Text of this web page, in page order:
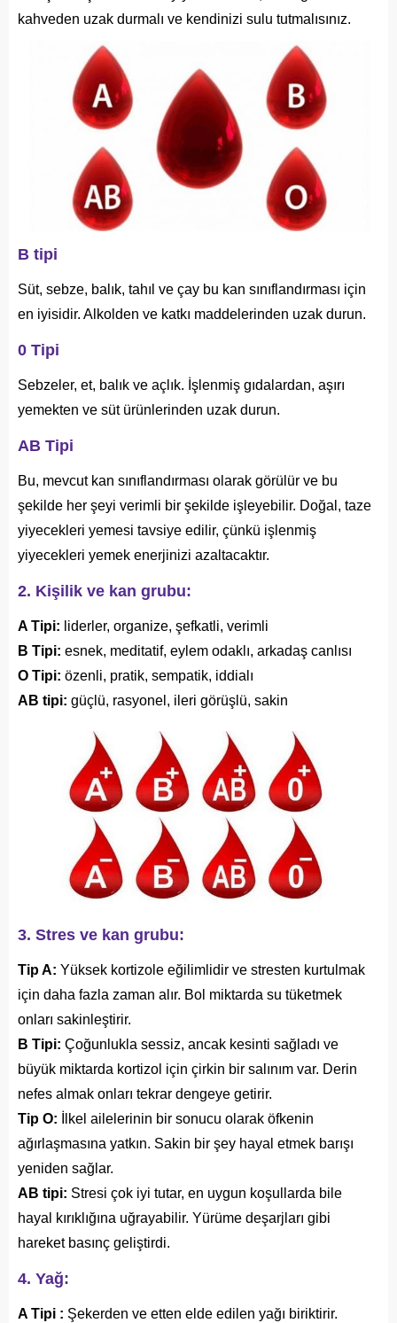
kahveden uzak durmalı ve kendinizi sulu tutmalısınız.
B tipi
Süt, sebze, balık, tahıl ve çay bu kan sınıflandırması için
en iyisidir. Alkolden ve katkı maddelerinden uzak durun.
0 Tipi
Sebzeler, et, balık ve açlık. İşlenmiş gıdalardan, aşırı
yemekten ve süt ürünlerinden uzak durun.
AB Tipi
Bu, mevcut kan sınıflandırması olarak görülür ve bu
şekilde her şeyi verimli bir şekilde işleyebilir. Doğal, taze
yiyecekleri yemesi tavsiye edilir, çünkü işlenmiş
yiyecekleri yemek enerjinizi azaltacaktır.
2. Kişilik ve kan grubu:
A Tipi: liderler, organize, şefkatli, verimli
B Tipi: esnek, meditatif, eylem odaklı, arkadaş canlısı
O Tipi: özenli, pratik, sempatik, iddialı
AB tipi: güçlü, rasyonel, ileri görüşlü, sakin
3. Stres ve kan grubu:
Tip A: Yüksek kortizole eğilimlidir ve stresten kurtulmak
için daha fazla zaman alır. Bol miktarda su tüketmek
onları sakinleştirir.
B Tipi: Çoğunlukla sessiz, ancak kesinti sağladı ve
büyük miktarda kortizol için çirkin bir salınım var. Derin
nefes almak onları tekrar dengeye getirir.
Tip O: İlkel ailelerinin bir sonucu olarak öfkenin
ağırlaşmasına yatkın. Sakin bir şey hayal etmek barışı
yeniden sağlar.
AB tipi: Stresi çok iyi tutar, en uygun koşullarda bile
hayal kırıklığına uğrayabilir. Yürüme deşarjları gibi
hareket basınç geliştirdi.
4. Yağ:
A Tipi : Şekerden ve etten elde edilen yağı biriktirir.